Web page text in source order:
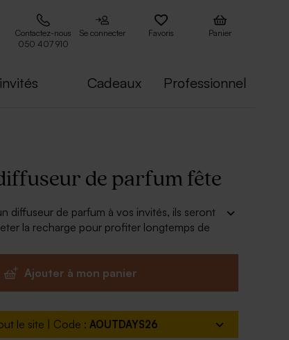
Contactez-nous
050 407 910
Se connecter Favoris Panier
Cadeaux Professionnel
de parfum fête
diffuseur de parfum à vos invités, ils seront
la recharge pour profiter longtemps de
Ajouter à mon panier
le site | Code :AOUTDAYS26